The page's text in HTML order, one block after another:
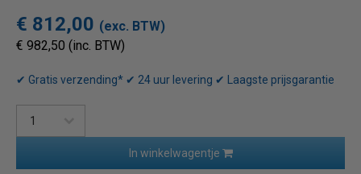
€ 812,00 (exc. BTW)
€ 982,50 (inc. BTW)
✔ Gratis verzending* ✔ 24 uur levering ✔ Laagste prijsgarantie
In winkelwagentje